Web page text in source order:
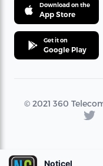
Download on the
App Store
Get it on
Google Play
© 2021 360
Noticel